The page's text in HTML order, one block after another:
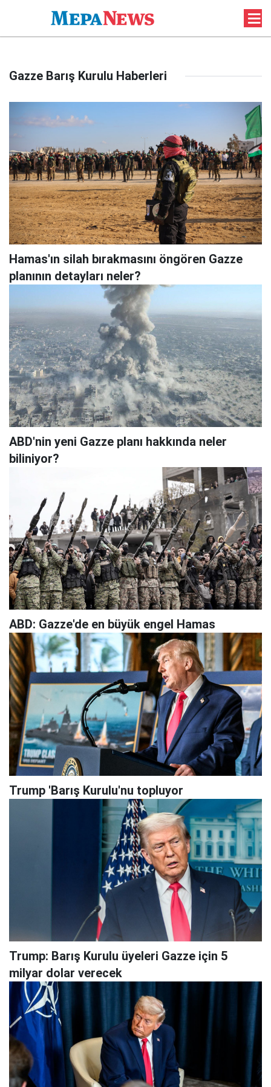
Gazze Barış Kurulu Haberleri
Hamas'ın silah bırakmasını öngören Gazze
planının detayları neler?
ABD'nin yeni Gazze planı hakkında neler
biliniyor?
ABD: Gazze'de en büyük engel Hamas
Trump 'Barış Kurulu'nu topluyor
Trump: Barış Kurulu üyeleri Gazze için 5
milyar dolar verecek